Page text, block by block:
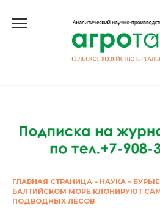
ГЛАВНАЯ СТРАНИЦА » НАУКА »
БАЛТИЙСКОМ МОРЕ КЛОНИРУЮТ
ПОДВОДНЫХ ЛЕСОВ